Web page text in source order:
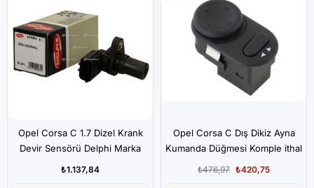
Opel Corsa C 1.7 Dizel Krank
Devir Sensörü Delphi Marka
₺1.137,84
Opel Corsa C Dış Dikiz Ayna
Kumanda Düğmesi Komple ithal
₺420,75
₺476,97